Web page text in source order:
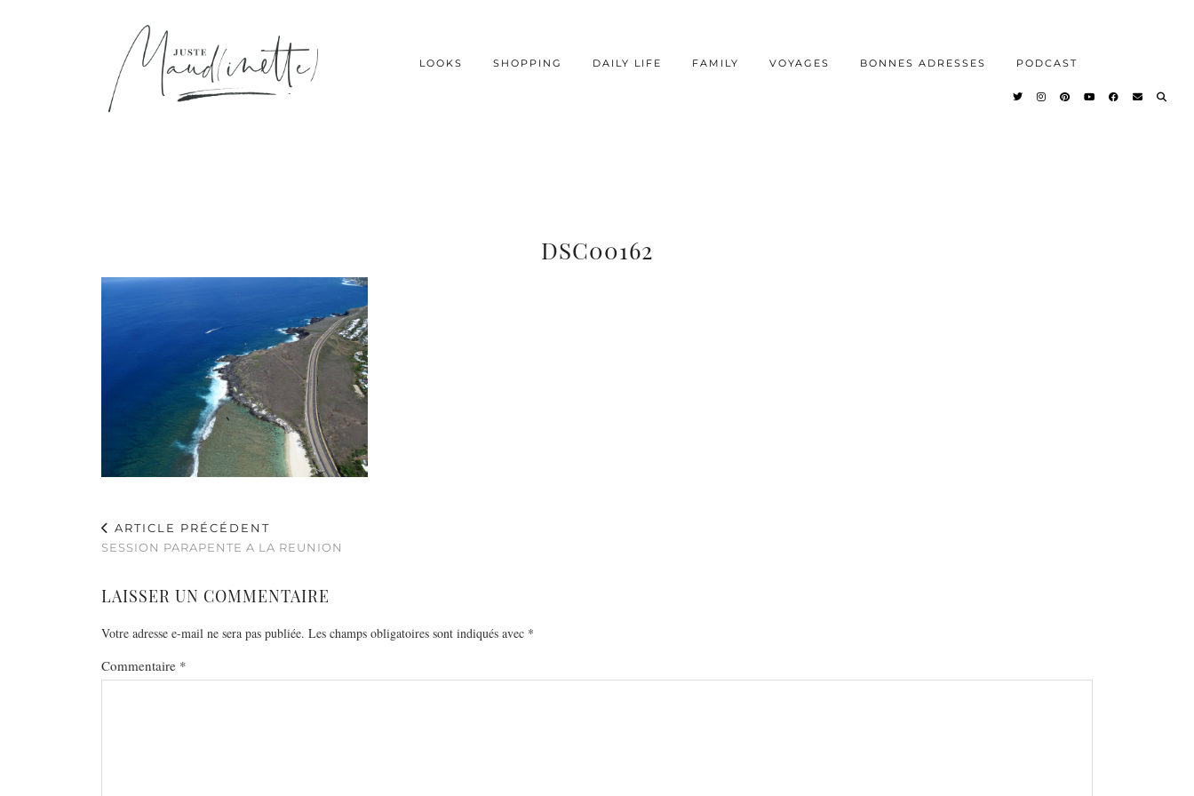
LOOKS SHOPPING DAILY LIFE FAMILY VOYAGES BONNES ADRESSES PODCAST
DSC00162
ARTICLE PRÉCÉDENT
SESSION PARAPENTE A LA REUNION
LAISSER UN COMMENTAIRE
Votre adresse e-mail ne sera pas publiée. Les champs obligatoires sont indiqués avec *
Commentaire *